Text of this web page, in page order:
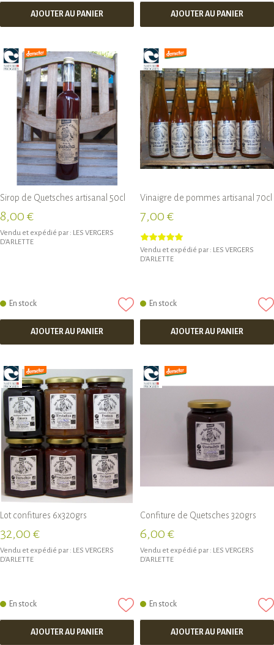
AJOUTER AU PANIER AJOUTER AU PANIER
Sirop de Quetsches artisanal 50cl
8,00 €
Vendu et expédié par : LES VERGERS
D'ARLETTE
En stock
AJOUTER AU PANIER
Vinaigre de pommes artisanal 70cl
7,00 €
Vendu et expédié par : LES VERGERS
D'ARLETTE
En stock
AJOUTER AU PANIER
Lot confitures 6x320grs
32,00 €
Vendu et expédié par : LES VERGERS
D'ARLETTE
En stock
AJOUTER AU PANIER
Confiture de Quetsches 320grs
6,00 €
Vendu et expédié par : LES VERGERS
D'ARLETTE
En stock
AJOUTER AU PANIER